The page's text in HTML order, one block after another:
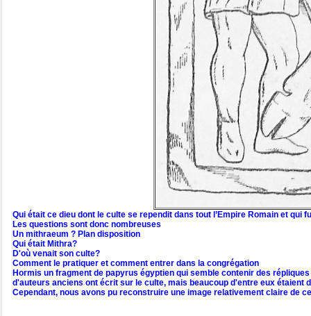
Qui était ce dieu dont le culte se rependit dans tout l’Empire Romain et qui
Les questions sont donc nombreuses
Un mithraeum ? Plan disposition
Qui était Mithra?
D'où venait son culte?
Comment le pratiquer et comment entrer dans la congrégation
Hormis un fragment de papyrus égyptien qui semble contenir des
d'auteurs anciens ont écrit sur le culte, mais beaucoup d'entre eux
Cependant, nous avons pu reconstruire une image relativement claire de